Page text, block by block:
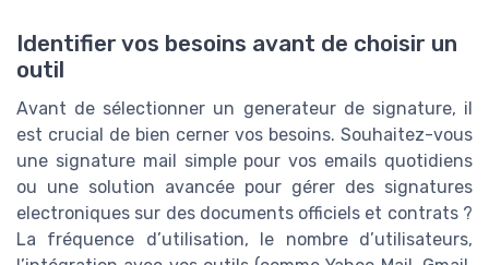
Identifier vos besoins avant de choisir un
outil
Avant de sélectionner un generateur de signature, il
est crucial de bien cerner vos besoins. Souhaitez-vous
une signature mail simple pour vos emails quotidiens
ou une solution avancée pour gérer des signatures
electroniques sur des documents officiels et contrats ?
La fréquence d’utilisation, le nombre d’utilisateurs,